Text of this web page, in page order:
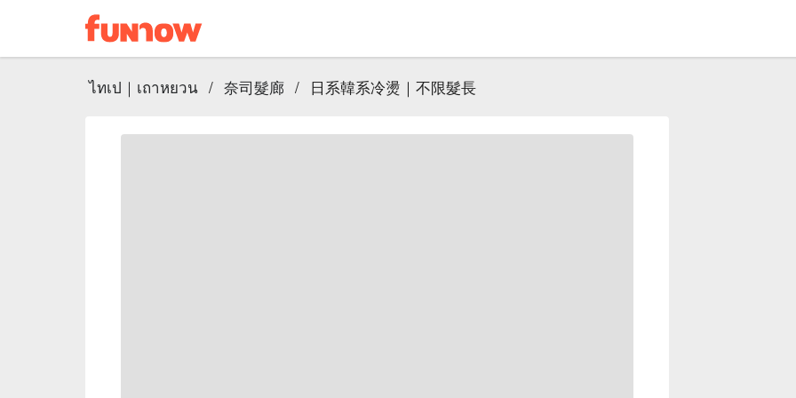
ไทเป｜เถาหยวน / 奈司髮廊 / 日系韓系冷燙｜不限髮長